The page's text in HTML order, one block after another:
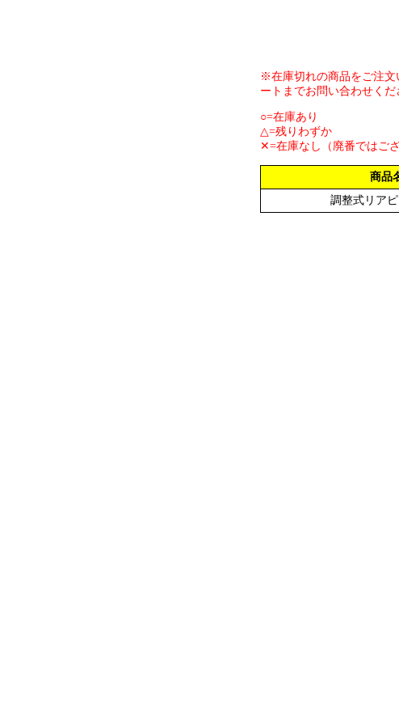
※在庫切れの商品をご注文
ートまでお問い合わせくだ
○=在庫あり
△=残りわずか
✕=在庫なし（廃番ではござ
商品
調整式リア